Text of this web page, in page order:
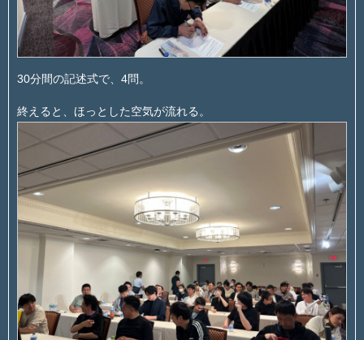
30分間の記述式で、4問。
終えると、ほっとした空気が流れる。